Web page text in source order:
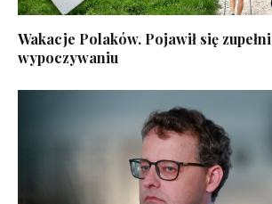
Wakacje Polaków. Pojawił się
wypoczywaniu